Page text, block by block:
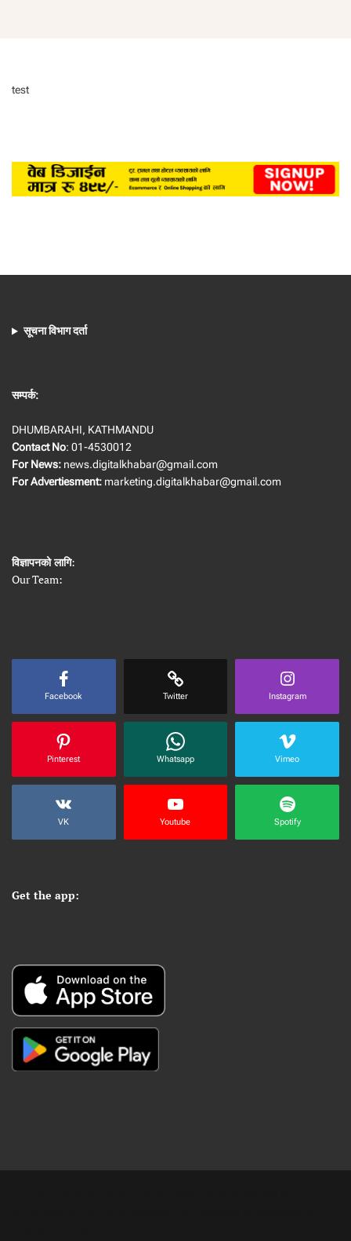
test
सूचना विभाग दर्ता
सम्पर्क:
DHUMBARAHI, KATHMANDU
Contact No: 01-4530012
For News: news.digitalkhabar@gmail.com
For Advertiesment: marketing.digitalkhabar@gmail.com
विज्ञापनको लागि:
Our Team:
Facebook Twitter Instagram
Pinterest Whatsapp Vimeo
VK Youtube Spotify
Get the app: